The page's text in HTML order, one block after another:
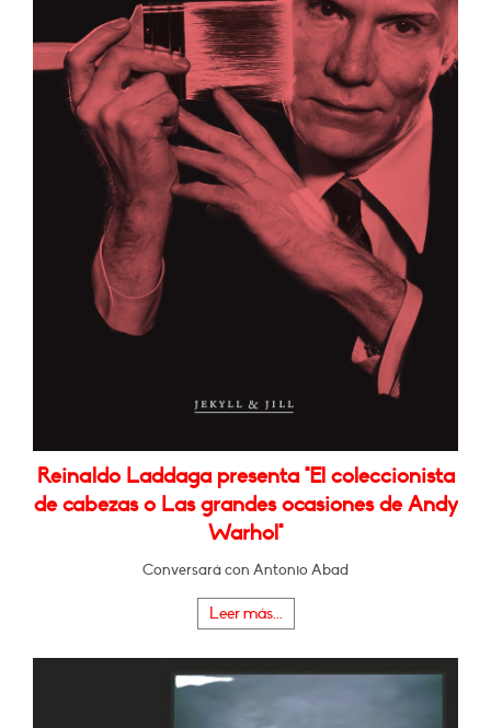
Reinaldo Laddaga presenta "El coleccionista
de cabezas o Las grandes ocasiones de Andy
Warhol"
Conversará con Antonio Abad
Leer más...